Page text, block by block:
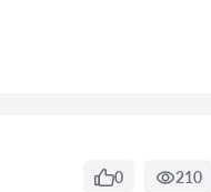
0 210